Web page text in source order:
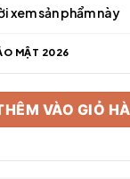
xem sản phẩm này
MẬT 2026
DS 4MP
VÀO GIỎ